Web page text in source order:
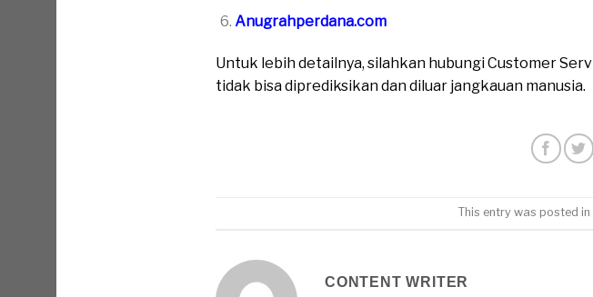
Anugrahperdana.com
Untuk lebih detailnya, silahkan hubungi Customer
tidak bisa diprediksikan dan diluar jangkauan manusia.
This entry was posted in
CONTENT WRITER